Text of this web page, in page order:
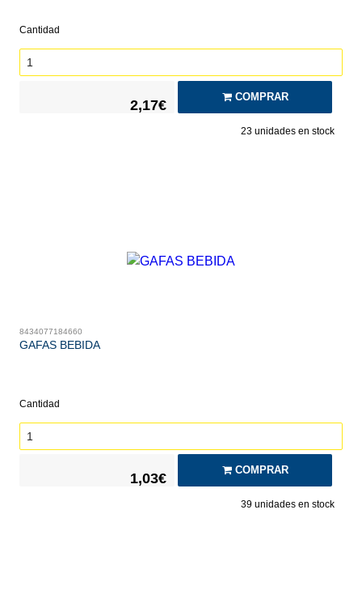
Cantidad
2,17€
COMPRAR
23unidades en stock
8434077184660
GAFAS BEBIDA
Cantidad
1,03€
COMPRAR
39unidades en stock